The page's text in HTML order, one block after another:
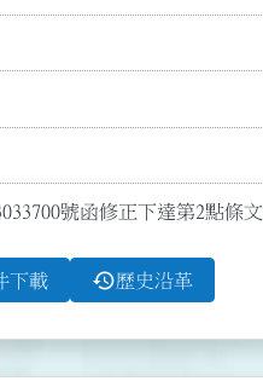
號函修正下達第2點條文
下載 history歷史沿革